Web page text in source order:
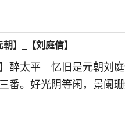
】_【刘庭信】
】醉太平 忆旧是元朝
番。好光阴等闲，景阑